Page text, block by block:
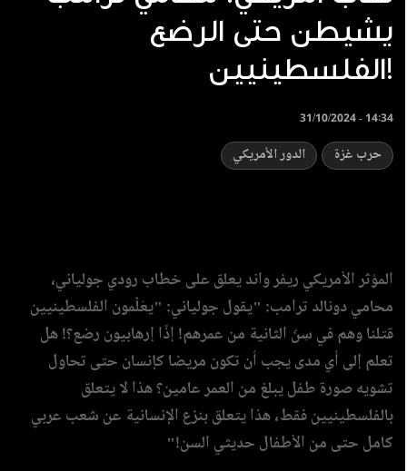
يشيطن حتى الرضع
الفلسطينيين!
31/10/2024 - 14:34
حرب غزة الدور الأمريكي
المؤثر الأمريكي ريفر واند يعلق على خطاب رودي جولياني،
محامي دونالد ترامب: "يقول جولياني: "يعَلِّمون الفلسطينيين
قتلنا وهم في سِنّ الثانية من عمرهم! إذًا إرهابيون رضع؟! هل
تعلم إلى أي مدى يجب أن تكون مريضا كإنسان حتى تحاول
تشويه صورة طفل يبلغ من العمر عامين؟ هذا لا يتعلق
بالفلسطينيين فقط، هذا يتعلق بنزع الإنسانية عن شعب عربي
كامل حتى من الأطفال حديثي السن!"